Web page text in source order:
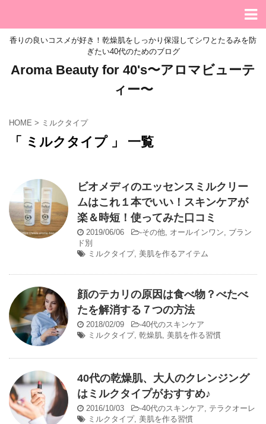
香りの良いコスメが好き！乾燥肌をしっかり保湿してシワとたるみを防
ぎたい40代のためのブログ
Aroma Beauty for 40's〜アロマビューテ
ィー〜
HOME > ミルクタイプ
「 ミルクタイプ 」 一覧
ビオメディのエッセンスミルクリー
ムはこれ１本でいい！スキンケアが
楽＆時短！使ってみた口コミ
2019/06/06 -その他, オールインワン, ブラン
ド別
ミルクタイプ, 美肌を作るアイテム
顔のテカリの原因は食べ物？べたべ
たを解消する７つの方法
2018/02/09 -40代のスキンケア
ミルクタイプ, 乾燥肌, 美肌を作る習慣
40代の乾燥肌、大人のクレンジング
はミルクタイプがおすすめ♪
2016/10/03 -40代のスキンケア, テラクオーレ
ミルクタイプ, 美肌を作る習慣